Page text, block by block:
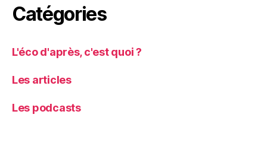
Catégories
L'éco d'après, c'est quoi ?
Les articles
Les podcasts